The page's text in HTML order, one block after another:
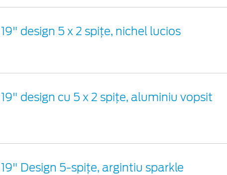
design 5 x 2 spiţe, nichel lucios
design cu 5 x 2 spițe, aluminiu vopsit
Design 5-spiţe, argintiu sparkle